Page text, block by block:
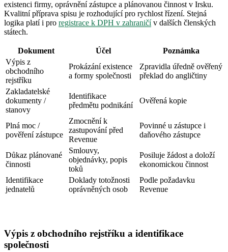
existenci firmy, oprávnění zástupce a plánovanou činnost v Irsku.
Kvalitní příprava spisu je rozhodující pro rychlost řízení. Stejná
logika platí i pro registrace k DPH v zahraničív dalších členských
státech.
Dokument Účel
Poznámka
Výpis z
obchodního
rejstříku
Prokázání existence
a formy společnosti
Zpravidla úředně ověřený
překlad do angličtiny
Zakladatelské
dokumenty /
stanovy
Identifikace
předmětu podnikání
Ověřená kopie
Plná moc /
pověření zástupce
Zmocnění k
zastupování před
Revenue
Povinné u zástupce i
daňového zástupce
Důkaz plánované
činnosti
Smlouvy,
objednávky, popis
toků
Posiluje žádost a doloží
ekonomickou činnost
Identifikace
jednatelů
Doklady totožnosti
oprávněných osob
Podle požadavku
Revenue
Výpis z obchodního rejstříku a identifikace
společnosti